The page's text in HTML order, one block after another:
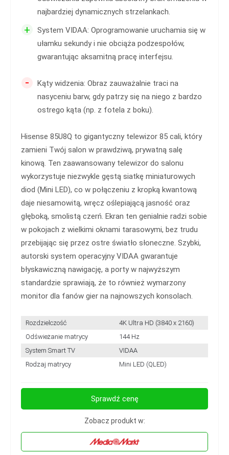
najbardziej dynamicznych strzelankach.
+
System VIDAA: Oprogramowanie uruchamia się w
ułamku sekundy i nie obciąża podzespołów,
gwarantując aksamitną pracę interfejsu.
-
Kąty widzenia: Obraz zauważalnie traci na
nasyceniu barw, gdy patrzy się na niego z bardzo
ostrego kąta (np. z fotela z boku).
Hisense 85U8Q to gigantyczny telewizor 85 cali, który
zamieni Twój salon w prawdziwą, prywatną salę
kinową. Ten zaawansowany telewizor do salonu
wykorzystuje niezwykle gęstą siatkę miniaturowych
diod (Mini LED), co w połączeniu z kropką kwantową
daje niesamowitą, wręcz oślepiającą jasność oraz
głęboką, smolistą czerń. Ekran ten genialnie radzi sobie
w pokojach z wielkimi oknami tarasowymi, bez trudu
przebijając się przez ostre światło słoneczne. Szybki,
autorski system operacyjny VIDAA gwarantuje
błyskawiczną nawigację, a porty w najwyższym
standardzie sprawiają, że to również wymarzony
monitor dla fanów gier na najnowszych konsolach.
Rozdzielczość
4K Ultra HD (3840 x 2160)
Odświeżanie matrycy
144 Hz
System Smart TV
VIDAA
Rodzaj matrycy
Mini LED (QLED)
Sprawdź cenę
Zobacz produkt w: